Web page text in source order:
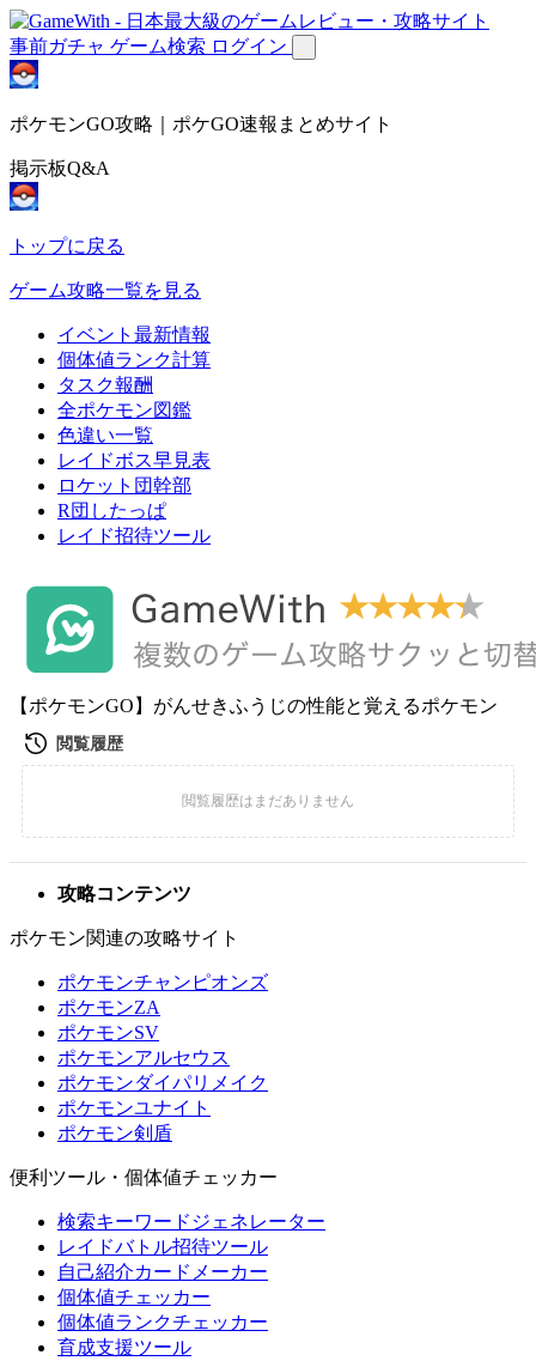
事前ガチャ ゲーム検索 ログイン
ポケモンGO攻略｜ポケGO速報まとめサイト
掲示板Q&A
トップに戻る
ゲーム攻略一覧を見る
イベント最新情報
個体値ランク計算
タスク報酬
全ポケモン図鑑
色違い一覧
レイドボス早見表
ロケット団幹部
R団したっぱ
レイド招待ツール
【ポケモンGO】がんせきふうじの性能と覚えるポケモン
攻略コンテンツ
ポケモン関連の攻略サイト
ポケモンチャンピオンズ
ポケモンZA
ポケモンSV
ポケモンアルセウス
ポケモンダイパリメイク
ポケモンユナイト
ポケモン剣盾
便利ツール・個体値チェッカー
検索キーワードジェネレーター
レイドバトル招待ツール
自己紹介カードメーカー
個体値チェッカー
個体値ランクチェッカー
育成支援ツール